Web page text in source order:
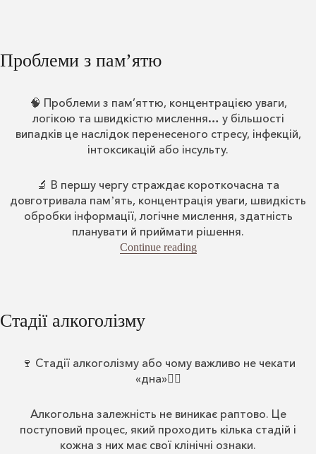
Проблеми з пам’ятю
🧠 Проблеми з пам’яттю, концентрацією уваги,
логікою та швидкістю мислення… у більшості
випадків це наслідок перенесеного стресу, інфекцій,
інтоксикацій або інсульту.
🔬 В першу чергу страждає короткочасна та
довготривала памʼять, концентрація уваги, швидкість
обробки інформації, логічне мислення, здатність
планувати й приймати рішення.
Continue reading“Проблеми з пам’ятю”
Стадії алкоголізму
🍷 Стадії алкоголізму або чому важливо не чекати
«дна»👇🏻
Алкогольна залежність не виникає раптово. Це
поступовий процес, який проходить кілька стадій і
кожна з них має свої клінічні ознаки.